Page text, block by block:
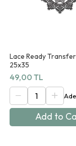
Lace Ready
25x35
49,00 TL
Add to